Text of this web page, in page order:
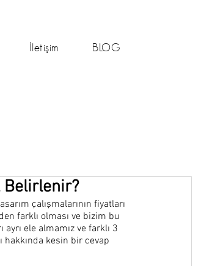
İletişim BLOG
Belirlenir?
çalışmalarının fiyatları
farklı olması ve bizim bu
ele almamız ve farklı 3
kesin bir cevap